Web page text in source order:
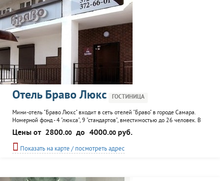
Отель Браво Люкс ГОСТИНИЦА
Мини-отель "Браво Люкс" входит в сеть отелей "Браво" в городе Самара.
Номерной фонд - 4 "люкса", 9 "стандартов", вместимостью до 26 человек. В
номерах - система вентилирования и система очищения воздуха
озонаторами, холодильник, телефон, интернет, рабочий стол, в душевой -
фен и гигиенические принадлежности. Возможен почасовой съем. К услугам
гостей...
Цены от 2800.00 до 4000.00 руб.
Показать на карте / посмотреть адрес